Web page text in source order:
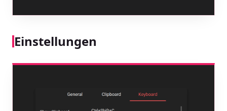
Einstellungen